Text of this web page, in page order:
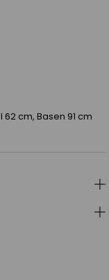
62 cm, Basen 91 cm